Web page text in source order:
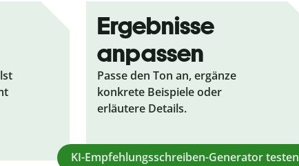
Ergebnisse
anpassen
Passe den Ton an, ergänze
konkrete Beispiele oder
erläutere Details.
KI-Empfehlungsschreiben-Generator testen